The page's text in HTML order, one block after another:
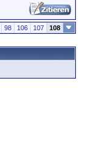
98 106 107 108